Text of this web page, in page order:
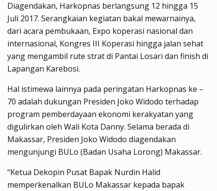
Diagendakan, Harkopnas berlangsung 12 hingga 15
Juli 2017. Serangkaian kegiatan bakal mewarnainya,
dari acara pembukaan, Expo koperasi nasional dan
internasional, Kongres III Koperasi hingga jalan sehat
yang mengambil rute strat di Pantai Losari dan finish di
Lapangan Karebosi.
Hal istimewa lainnya pada peringatan Harkopnas ke –
70 adalah dukungan Presiden Joko Widodo terhadap
program pemberdayaan ekonomi kerakyatan yang
digulirkan oleh Wali Kota Danny. Selama berada di
Makassar, Presiden Joko Widodo diagendakan
mengunjungi BULo (Badan Usaha Lorong) Makassar.
“Ketua Dekopin Pusat Bapak Nurdin Halid
memperkenalkan BULo Makassar kepada bapak